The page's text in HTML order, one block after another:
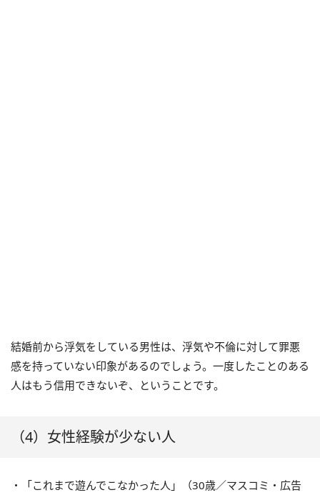
結婚前から浮気をしている男性は、浮気や不倫に対して罪悪
感を持っていない印象があるのでしょう。一度したことのある
人はもう信用できないぞ、ということです。
（4）女性経験が少ない人
・「これまで遊んでこなかった人」（30歳／マスコミ・広告